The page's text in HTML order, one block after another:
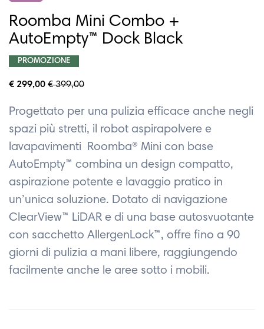
Roomba Mini Combo +
AutoEmpty™ Dock Black
PROMOZIONE
€ 299,00 € 399,00
Progettato per una pulizia efficace anche negli
spazi più stretti, il robot aspirapolvere e
lavapavimenti Roomba® Mini con base
AutoEmpty™ combina un design compatto,
aspirazione potente e lavaggio pratico in
un’unica soluzione. Dotato di navigazione
ClearView™ LiDAR e di una base autosvuotante
con sacchetto AllergenLock™, offre fino a 90
giorni di pulizia a mani libere, raggiungendo
facilmente anche le aree sotto i mobili.